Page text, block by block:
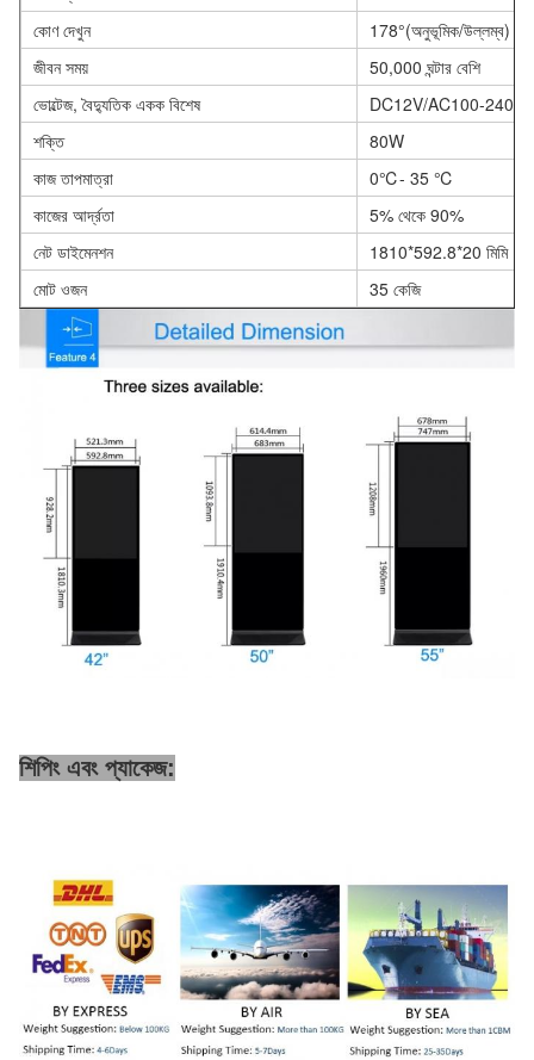
কোণ দেখুন
178°(অনুভূমিক/উল্লম্ব)
জীবন সময়
50,000 ঘন্টার বেশি
ভোল্টেজ, বৈদ্যুতিক একক বিশেষ
DC12V/AC100-240V
শক্তি
80W
কাজ তাপমাত্রা
0℃- 35 ℃
কাজের আর্দ্রতা
5% থেকে 90%
নেট ডাইমেনশন
1810*592.8*20 মিমি
মোট ওজন
35 কেজি
শিপিং এবং প্যাকেজ: